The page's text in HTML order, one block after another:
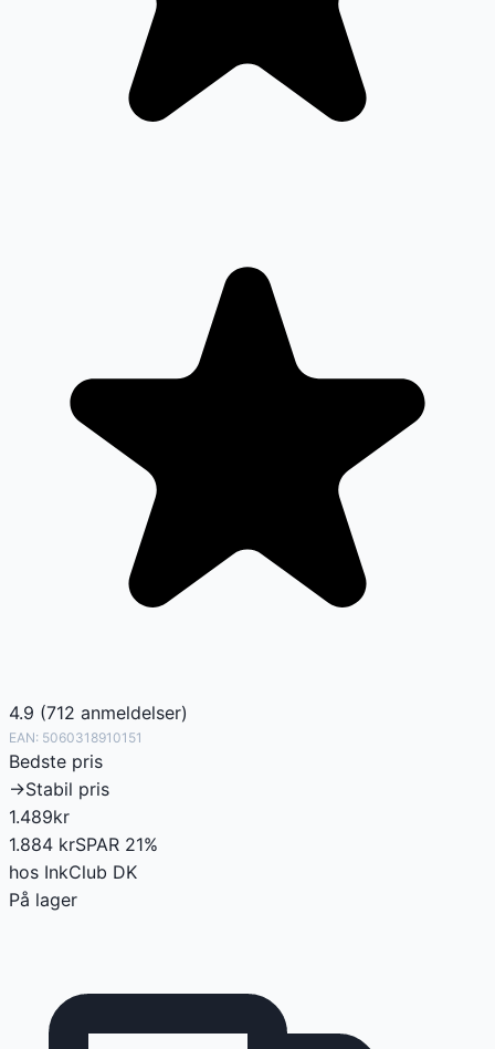
4.9 (712 anmeldelser)
EAN: 5060318910151
Bedste pris
→Stabil pris
1.489kr
1.884 krSPAR 21%
hos InkClub DK
På lager